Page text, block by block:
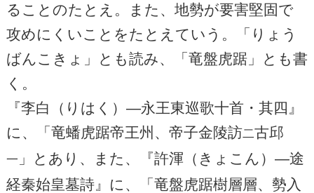
ることのたとえ。また、地勢が要害堅固で
攻めにくいことをたとえていう。「りょう
ばんこきょ」とも読み、「竜盤虎踞」とも書
く。
『李白（りはく）―永王東巡歌十首・其四』
に、「竜蟠虎踞帝王州、帝子金陵訪二古邱
一 」とあり、また、『許渾（きょこん）―途
経秦始皇墓詩』に、「竜盤虎踞樹層層、勢入